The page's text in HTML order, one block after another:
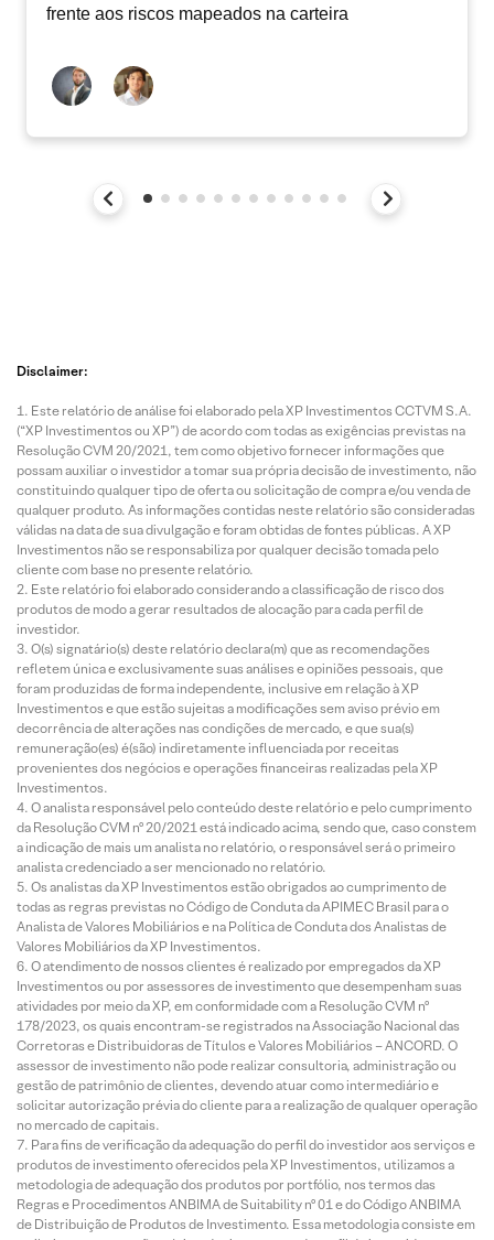
frente aos riscos mapeados na carteira
Disclaimer:
Este relatório de análise foi elaborado pela XP Investimentos CCTVM S.A.
(“XP Investimentos ou XP”) de acordo com todas as exigências previstas na
Resolução CVM 20/2021, tem como objetivo fornecer informações que
possam auxiliar o investidor a tomar sua própria decisão de investimento, não
constituindo qualquer tipo de oferta ou solicitação de compra e/ou venda de
qualquer produto. As informações contidas neste relatório são consideradas
válidas na data de sua divulgação e foram obtidas de fontes públicas. A XP
Investimentos não se responsabiliza por qualquer decisão tomada pelo
cliente com base no presente relatório.
Este relatório foi elaborado considerando a classificação de risco dos
produtos de modo a gerar resultados de alocação para cada perfil de
investidor.
O(s) signatário(s) deste relatório declara(m) que as recomendações
refletem única e exclusivamente suas análises e opiniões pessoais, que
foram produzidas de forma independente, inclusive em relação à XP
Investimentos e que estão sujeitas a modificações sem aviso prévio em
decorrência de alterações nas condições de mercado, e que sua(s)
remuneração(es) é(são) indiretamente influenciada por receitas
provenientes dos negócios e operações financeiras realizadas pela XP
Investimentos.
O analista responsável pelo conteúdo deste relatório e pelo cumprimento
da Resolução CVM nº 20/2021 está indicado acima, sendo que, caso constem
a indicação de mais um analista no relatório, o responsável será o primeiro
analista credenciado a ser mencionado no relatório.
Os analistas da XP Investimentos estão obrigados ao cumprimento de
todas as regras previstas no Código de Conduta da APIMEC Brasil para o
Analista de Valores Mobiliários e na Política de Conduta dos Analistas de
Valores Mobiliários da XP Investimentos.
O atendimento de nossos clientes é realizado por empregados da XP
Investimentos ou por assessores de investimento que desempenham suas
atividades por meio da XP, em conformidade com a Resolução CVM nº
178/2023, os quais encontram-se registrados na Associação Nacional das
Corretoras e Distribuidoras de Títulos e Valores Mobiliários – ANCORD. O
assessor de investimento não pode realizar consultoria, administração ou
gestão de patrimônio de clientes, devendo atuar como intermediário e
solicitar autorização prévia do cliente para a realização de qualquer operação
no mercado de capitais.
Para fins de verificação da adequação do perfil do investidor aos serviços e
produtos de investimento oferecidos pela XP Investimentos, utilizamos a
metodologia de adequação dos produtos por portfólio, nos termos das
Regras e Procedimentos ANBIMA de Suitability nº 01 e do Código ANBIMA
de Distribuição de Produtos de Investimento. Essa metodologia consiste em